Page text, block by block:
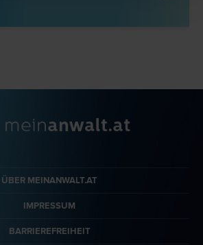
ÜBER MEINANWALT.AT
IMPRESSUM
BARRIEREFREIHEIT